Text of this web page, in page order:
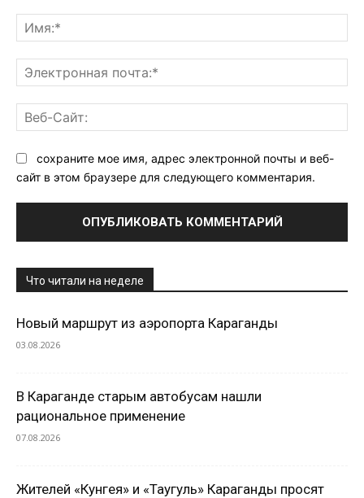
сохраните мое имя, адрес электронной почты и веб-
сайт в этом браузере для следующего комментария.
Что читали на неделе
Новый маршрут из аэропорта Караганды
03.08.2026
В Караганде старым автобусам нашли
рациональное применение
07.08.2026
Жителей «Кунгея» и «Таугуль» Караганды просят